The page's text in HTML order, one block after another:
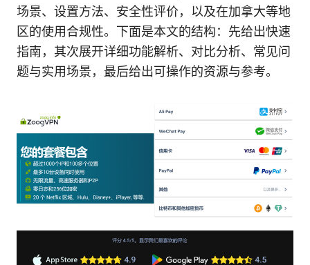
场景、设置方法、安全性评价，以及在加拿大等地
区的使用合规性。下面是本文的结构：先给出快速
指南，其次展开详细功能解析、对比分析、常见问
题与实用场景，最后给出可操作的资源与参考。